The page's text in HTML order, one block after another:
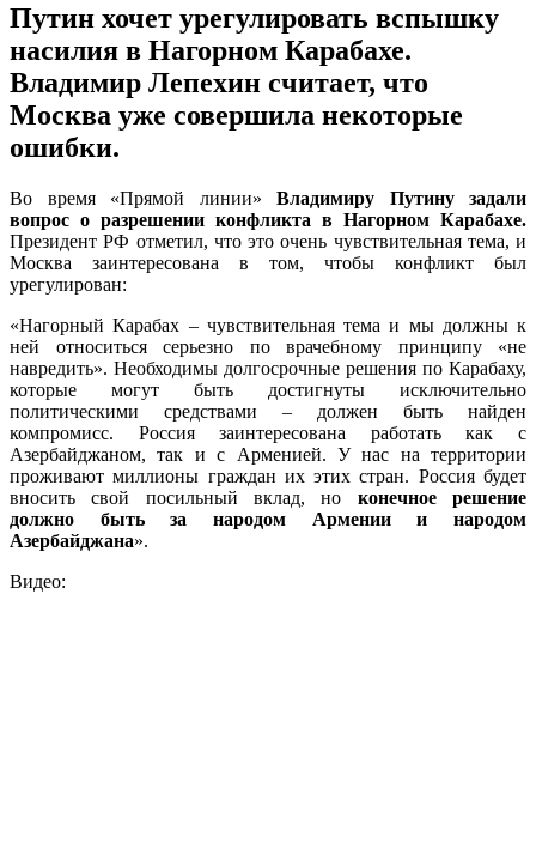
Путин хочет урегулировать вспышку
насилия в Нагорном Карабахе.
Владимир Лепехин считает, что
Москва уже совершила некоторые
ошибки.
Во время «Прямой линии» Владимиру Путину задали
вопрос о разрешении конфликта в Нагорном Карабахе.
Президент РФ отметил, что это очень чувствительная тема, и
Москва заинтересована в том, чтобы конфликт был
урегулирован:
«Нагорный Карабах – чувствительная тема и мы должны к
ней относиться серьезно по врачебному принципу «не
навредить». Необходимы долгосрочные решения по Карабаху,
которые могут быть достигнуты исключительно
политическими средствами – должен быть найден
компромисс. Россия заинтересована работать как с
Азербайджаном, так и с Арменией. У нас на территории
проживают миллионы граждан их этих стран. Россия будет
вносить свой посильный вклад, но конечное решение
должно быть за народом Армении и народом
Азербайджана».
Видео: